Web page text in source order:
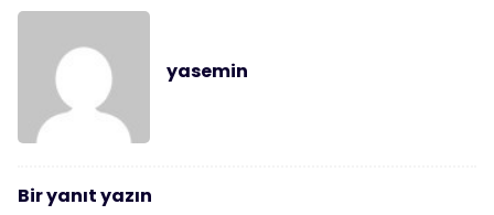
yasemin
Bir yanıt yazın